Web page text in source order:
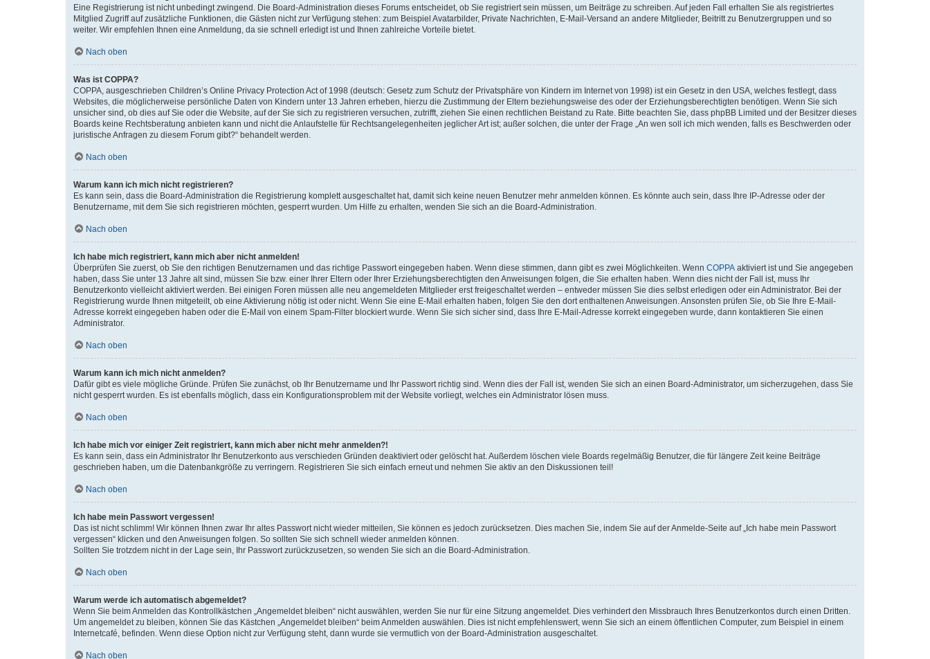
Eine Registrierung ist nicht unbedingt zwingend. Die Board-Administration dieses Forums entscheidet, ob Sie registriert sein müssen, um Beiträge zu schreiben. Auf jeden Fall erhalten Sie als registriertes
Mitglied Zugriff auf zusätzliche Funktionen, die Gästen nicht zur Verfügung stehen: zum Beispiel Avatarbilder, Private Nachrichten, E-Mail-Versand an andere Mitglieder, Beitritt zu Benutzergruppen und so
weiter. Wir empfehlen Ihnen eine Anmeldung, da sie schnell erledigt ist und Ihnen zahlreiche Vorteile bietet.
Nach oben
Was ist COPPA?
COPPA, ausgeschrieben Children’s Online Privacy Protection Act of 1998 (deutsch: Gesetz zum Schutz der Privatsphäre von Kindern im Internet von 1998) ist ein Gesetz in den USA, welches festlegt, dass
Websites, die möglicherweise persönliche Daten von Kindern unter 13 Jahren erheben, hierzu die Zustimmung der Eltern beziehungsweise des oder der Erziehungsberechtigten benötigen. Wenn Sie sich
unsicher sind, ob dies auf Sie oder die Website, auf der Sie sich zu registrieren versuchen, zutrifft, ziehen Sie einen rechtlichen Beistand zu Rate. Bitte beachten Sie, dass phpBB Limited und der Besitzer dieses
Boards keine Rechtsberatung anbieten kann und nicht die Anlaufstelle für Rechtsangelegenheiten jeglicher Art ist; außer solchen, die unter der Frage „An wen soll ich mich wenden, falls es Beschwerden oder
juristische Anfragen zu diesem Forum gibt?“ behandelt werden.
Nach oben
Warum kann ich mich nicht registrieren?
Es kann sein, dass die Board-Administration die Registrierung komplett ausgeschaltet hat, damit sich keine neuen Benutzer mehr anmelden können. Es könnte auch sein, dass Ihre IP-Adresse oder der
Benutzername, mit dem Sie sich registrieren möchten, gesperrt wurden. Um Hilfe zu erhalten, wenden Sie sich an die Board-Administration.
Nach oben
Ich habe mich registriert, kann mich aber nicht anmelden!
Überprüfen Sie zuerst, ob Sie den richtigen Benutzernamen und das richtige Passwort eingegeben haben. Wenn diese stimmen, dann gibt es zwei Möglichkeiten. Wenn COPPA aktiviert ist und Sie angegeben
haben, dass Sie unter 13 Jahre alt sind, müssen Sie bzw. einer Ihrer Eltern oder Ihrer Erziehungsberechtigten den Anweisungen folgen, die Sie erhalten haben. Wenn dies nicht der Fall ist, muss Ihr
Benutzerkonto vielleicht aktiviert werden. Bei einigen Foren müssen alle neu angemeldeten Mitglieder erst freigeschaltet werden – entweder müssen Sie dies selbst erledigen oder ein Administrator. Bei der
Registrierung wurde Ihnen mitgeteilt, ob eine Aktivierung nötig ist oder nicht. Wenn Sie eine E-Mail erhalten haben, folgen Sie den dort enthaltenen Anweisungen. Ansonsten prüfen Sie, ob Sie Ihre E-Mail-
Adresse korrekt eingegeben haben oder die E-Mail von einem Spam-Filter blockiert wurde. Wenn Sie sich sicher sind, dass Ihre E-Mail-Adresse korrekt eingegeben wurde, dann kontaktieren Sie einen
Administrator.
Nach oben
Warum kann ich mich nicht anmelden?
Dafür gibt es viele mögliche Gründe. Prüfen Sie zunächst, ob Ihr Benutzername und Ihr Passwort richtig sind. Wenn dies der Fall ist, wenden Sie sich an einen Board-Administrator, um sicherzugehen, dass Sie
nicht gesperrt wurden. Es ist ebenfalls möglich, dass ein Konfigurationsproblem mit der Website vorliegt, welches ein Administrator lösen muss.
Nach oben
Ich habe mich vor einiger Zeit registriert, kann mich aber nicht mehr anmelden?!
Es kann sein, dass ein Administrator Ihr Benutzerkonto aus verschieden Gründen deaktiviert oder gelöscht hat. Außerdem löschen viele Boards regelmäßig Benutzer, die für längere Zeit keine Beiträge
geschrieben haben, um die Datenbankgröße zu verringern. Registrieren Sie sich einfach erneut und nehmen Sie aktiv an den Diskussionen teil!
Nach oben
Ich habe mein Passwort vergessen!
Das ist nicht schlimm! Wir können Ihnen zwar Ihr altes Passwort nicht wieder mitteilen, Sie können es jedoch zurücksetzen. Dies machen Sie, indem Sie auf der Anmelde-Seite auf „Ich habe mein Passwort
vergessen“ klicken und den Anweisungen folgen. So sollten Sie sich schnell wieder anmelden können.
Sollten Sie trotzdem nicht in der Lage sein, Ihr Passwort zurückzusetzen, so wenden Sie sich an die Board-Administration.
Nach oben
Warum werde ich automatisch abgemeldet?
Wenn Sie beim Anmelden das Kontrollkästchen „Angemeldet bleiben“ nicht auswählen, werden Sie nur für eine Sitzung angemeldet. Dies verhindert den Missbrauch Ihres Benutzerkontos durch einen Dritten.
Um angemeldet zu bleiben, können Sie das Kästchen „Angemeldet bleiben“ beim Anmelden auswählen. Dies ist nicht empfehlenswert, wenn Sie sich an einem öffentlichen Computer, zum Beispiel in einem
Internetcafé, befinden. Wenn diese Option nicht zur Verfügung steht, dann wurde sie vermutlich von der Board-Administration ausgeschaltet.
Nach oben